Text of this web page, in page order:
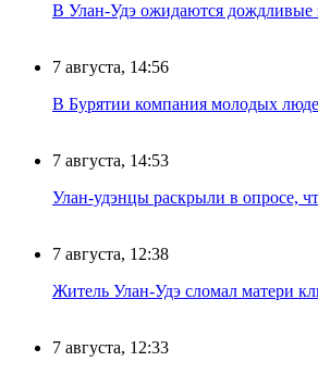
В Улан-Удэ ожидаются дождливые
7 августа, 14:56
В Бурятии компания молодых
7 августа, 14:53
Улан-удэнцы раскрыли в опросе,
7 августа, 12:38
Житель Улан-Удэ сломал матери
7 августа, 12:33